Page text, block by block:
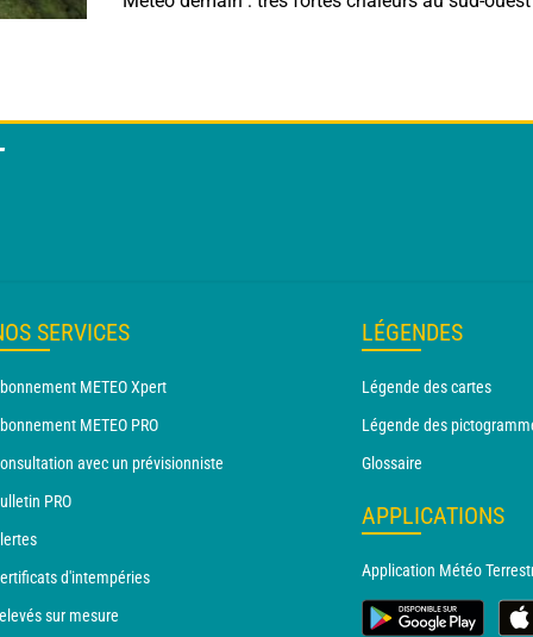
SERVICES
METEO Xpert
METEO PRO
avec un prévisionniste
PRO
d'intempéries
sur mesure
LÉGENDES
Légende des cartes
Légende des
Glossaire
APPLICATIONS
Application Météo